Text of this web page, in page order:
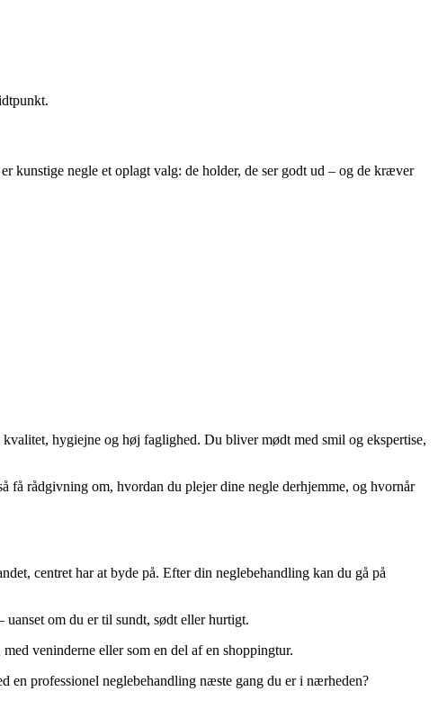
kunstige negle et oplagt valg: de holder, de ser godt ud – og de kræver
hygiejne og høj faglighed. Du bliver mødt med smil og ekspertise,
få rådgivning om, hvordan du plejer dine negle derhjemme, og hvornår
centret har at byde på. Efter din neglebehandling kan du gå på
uanset om du er til sundt, sødt eller hurtigt.
veninderne eller som en del af en shoppingtur.
professionel neglebehandling næste gang du er i nærheden?